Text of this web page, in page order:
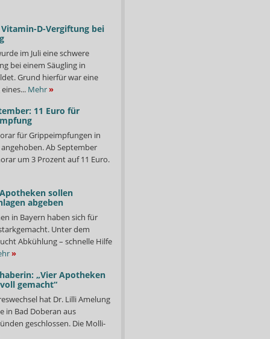
D-Vergiftung bei
im Juli eine schwere
bei einem Säugling in
Grund hierfür war eine
Mehr»
11 Euro für
für Grippeimpfungen in
Ab September
um 3 Prozent auf 11 Euro.
sollen
abgeben
in Bayern haben sich für
Unter dem
Abkühlung – schnelle Hilfe
»
„Vier Apotheken
gemacht“
hat Dr. Lilli Amelung
in Bad Doberan aus
geschlossen. Die Molli-